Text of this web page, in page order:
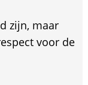
zijn, maar
voor de